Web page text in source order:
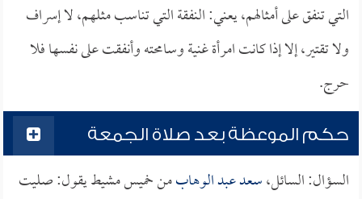
التي تنفق على أمثالهم، يعني: النفقة التي تناسب مثلهم، لا إسراف
ولا تقتير، إلا إذا كانت امرأة غنية وسامحته وأنفقت على نفسها فلا
حرج.
حكم الموعظة بعد صلاة الجمعة
السؤال: السائل،سعد عبد الوهابمن خميس مشيط يقول: صليت